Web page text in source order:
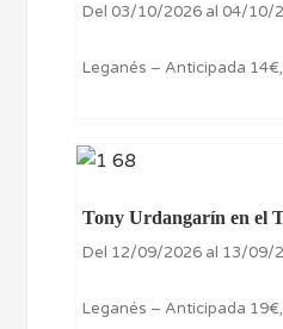
Del 03/10/2026 al 04/10/
Leganés – Anticipada
Tony Urdangarín en el
Del 12/09/2026 al 13/09/
Leganés – Anticipada